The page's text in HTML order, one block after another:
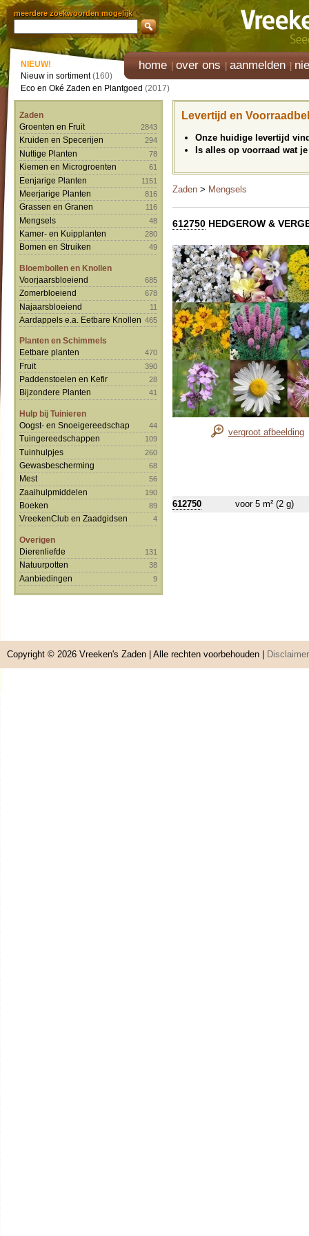
meerdere zoekwoorden mogelijk
home over ons aanmelden
NIEUW!
Nieuw in sortiment(160)
Eco en Oké Zaden en Plantgoed (2017)
Zaden
Groenten en Fruit
2843
Kruiden en Specerijen 294
Nuttige Planten 78
Kiemen en Microgroenten 61
Eenjarige Planten 1151
Meerjarige Planten 816
Grassen en Granen 116
Mengsels 48
Kamer- en Kuipplanten 280
Bomen en Struiken 49
Bloembollen en Knollen
Voorjaarsbloeiend
685
Zomerbloeiend 678
Najaarsbloeiend 11
Aardappels e.a. Eetbare Knollen 465
Planten en Schimmels
Eetbare planten
470
Fruit 390
Paddenstoelen en Kefir 28
Bijzondere Planten 41
Hulp bij Tuinieren
Oogst- en Snoeigereedschap
44
Tuingereedschappen 109
Tuinhulpjes 260
Gewasbescherming 68
Mest 56
Zaaihulpmiddelen 190
Boeken 89
VreekenClub en Zaadgidsen 4
Overigen
Dierenliefde
131
Natuurpotten 38
Aanbiedingen 9
Levertijd en
Onze huidige levertijd
Is alles op voorraad wat
Zaden > Mengsels
612750 HEDGEROW &
vergroot afbeelding
612750 voor 5 m² (2 g)
Copyright © 2026 Vreeken's Zaden | Alle rechten voorbehouden | Disclaimer